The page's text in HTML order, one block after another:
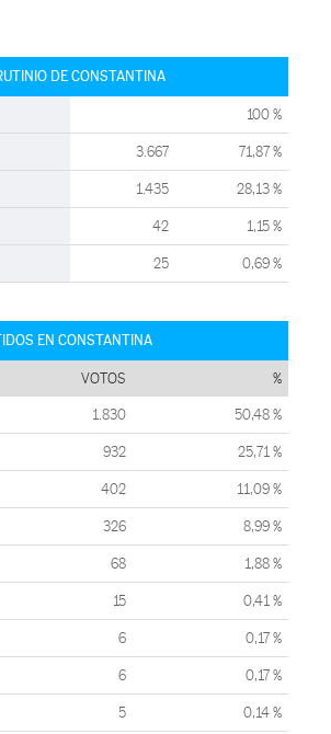
DE CONSTANTINA
100 %
3.667 71,87 %
1.435 28,13 %
42 1,15 %
25 0,69 %
EN CONSTANTINA
VOTOS %
1.830 50,48 %
932 25,71 %
402 11,09 %
326 8,99 %
68 1,88 %
15 0,41 %
6 0,17 %
6 0,17 %
5 0,14 %